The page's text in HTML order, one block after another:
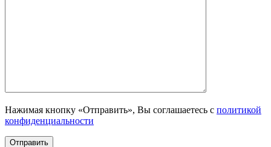
Нажимая кнопку «Отправить», Вы соглашаетесь с политикой
конфиденциальности